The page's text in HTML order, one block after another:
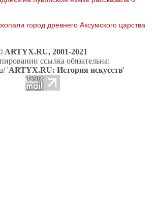
город древнего Аксумского царства
ARTYX.RU, 2001-2021
ссылка обязательна:
'ARTYX.RU: История искусств'